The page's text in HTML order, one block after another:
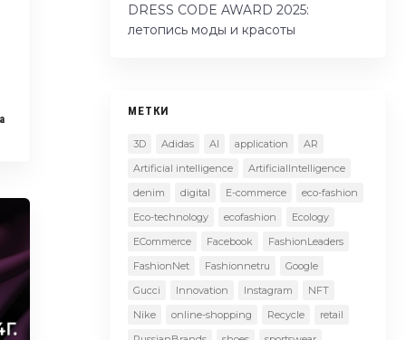
DRESS CODE AWARD 2025:
летопись моды и красоты
МЕТКИ
3D Adidas AI application
AR
Artificial intelligence
ArtificialIntelligence
denim
digital E-commerce
eco-fashion
Eco-technology
ecofashion
Ecology
ECommerce
Facebook
FashionLeaders
FashionNet
Fashionnetru
Google
Gucci
Innovation Instagram
NFT
Nike
online-shopping Recycle
retail